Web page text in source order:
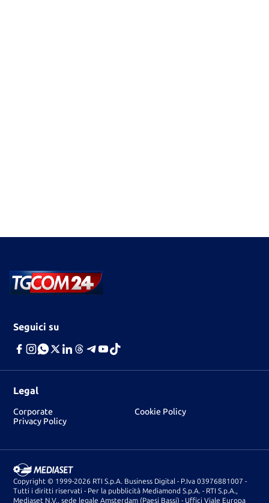
Seguici su
Legal
Corporate
Cookie Policy
Privacy Policy
Copyright © 1999-2026 RTI S.p.A. Business Digital - P.Iva 03976881007 -
Tutti i diritti riservati - Per la pubblicità Mediamond S.p.A. - RTI S.p.A.,
Mediaset N.V., sede legale Amsterdam (Paesi Bassi) - Uffici Viale Europa